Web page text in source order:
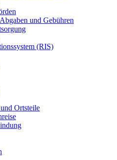
und Gebühren
(RIS)
Ortsteile